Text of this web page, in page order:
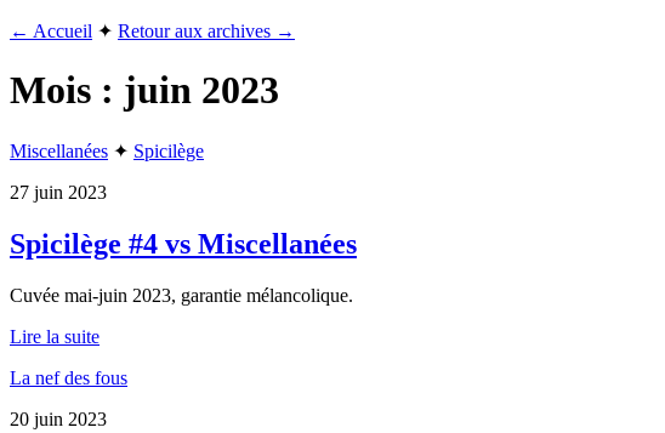
← Accueil ✦ Retour aux archives →
Mois : juin 2023
Miscellanées ✦ Spicilège
27 juin 2023
Spicilège #4 vs Miscellanées
Cuvée mai-juin 2023, garantie mélancolique.
Lire la suite
La nef des fous
20 juin 2023